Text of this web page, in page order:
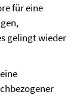
für eine
gelingt wieder